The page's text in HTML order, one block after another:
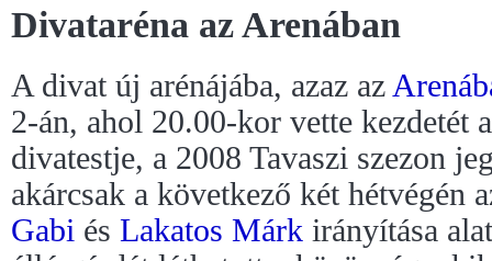
Divataréna az Arenában
A divat új arénájába, azaz az
2-án, ahol 20.00-kor vette kezdetét
divatestje, a 2008 Tavaszi szezon
akárcsak a következő két hétvégén
Gabi és Lakatos Márk irányítása